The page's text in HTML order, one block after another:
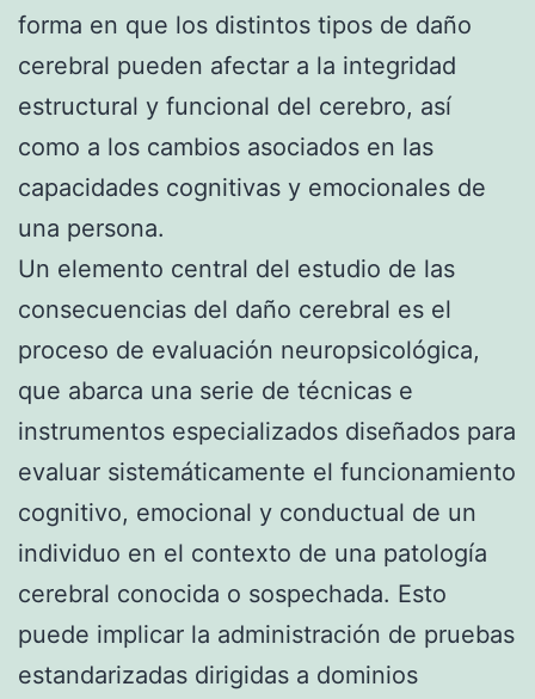
forma en que los distintos tipos de daño
cerebral pueden afectar a la integridad
estructural y funcional del cerebro, así
como a los cambios asociados en las
capacidades cognitivas y emocionales de
una persona.
Un elemento central del estudio de las
consecuencias del daño cerebral es el
proceso de evaluación neuropsicológica,
que abarca una serie de técnicas e
instrumentos especializados diseñados para
evaluar sistemáticamente el funcionamiento
cognitivo, emocional y conductual de un
individuo en el contexto de una patología
cerebral conocida o sospechada. Esto
puede implicar la administración de pruebas
estandarizadas dirigidas a dominios